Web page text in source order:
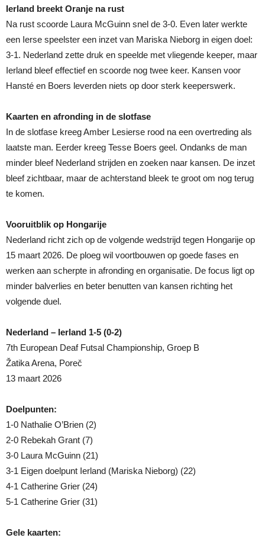
Ierland breekt Oranje na rust
Na rust scoorde Laura McGuinn snel de 3-0. Even later werkte
een Ierse speelster een inzet van Mariska Nieborg in eigen doel:
3-1. Nederland zette druk en speelde met vliegende keeper, maar
Ierland bleef effectief en scoorde nog twee keer. Kansen voor
Hansté en Boers leverden niets op door sterk keeperswerk.
Kaarten en afronding in de slotfase
In de slotfase kreeg Amber Lesierse rood na een overtreding als
laatste man. Eerder kreeg Tesse Boers geel. Ondanks de man
minder bleef Nederland strijden en zoeken naar kansen. De inzet
bleef zichtbaar, maar de achterstand bleek te groot om nog terug
te komen.
Vooruitblik op Hongarije
Nederland richt zich op de volgende wedstrijd tegen Hongarije op
15 maart 2026. De ploeg wil voortbouwen op goede fases en
werken aan scherpte in afronding en organisatie. De focus ligt op
minder balverlies en beter benutten van kansen richting het
volgende duel.
Nederland – Ierland 1-5 (0-2)
7th European Deaf Futsal Championship, Groep B
Žatika Arena, Poreč
13 maart 2026
Doelpunten:
1-0 Nathalie O’Brien (2)
2-0 Rebekah Grant (7)
3-0 Laura McGuinn (21)
3-1 Eigen doelpunt Ierland (Mariska Nieborg) (22)
4-1 Catherine Grier (24)
5-1 Catherine Grier (31)
Gele kaarten: